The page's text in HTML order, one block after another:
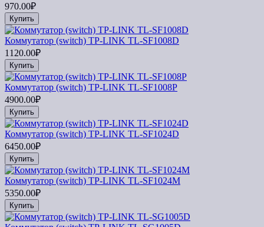
970.00₽
Купить
Коммутатор (switch) TP-LINK TL-SF1008D
1120.00₽
Купить
Коммутатор (switch) TP-LINK TL-SF1008P
4900.00₽
Купить
Коммутатор (switch) TP-LINK TL-SF1024D
6450.00₽
Купить
Коммутатор (switch) TP-LINK TL-SF1024M
5350.00₽
Купить